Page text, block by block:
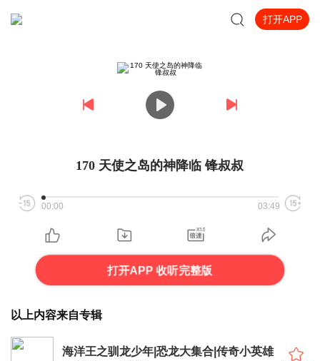
打开APP
170 天使之岛的神降临 锋叔叔
00:00 03:49
打开APP 收听完整版
以上内容来自专辑
海洋王之驯龙少年|恐龙大集合|传奇小英雄